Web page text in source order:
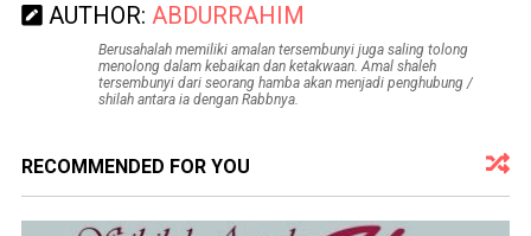
AUTHOR: ABDURRAHIM
Berusahalah memiliki amalan tersembunyi juga saling tolong
menolong dalam kebaikan dan ketakwaan. Amal shaleh
tersembunyi dari seorang hamba akan menjadi penghubung /
shilah antara ia dengan Rabbnya.
RECOMMENDED FOR YOU